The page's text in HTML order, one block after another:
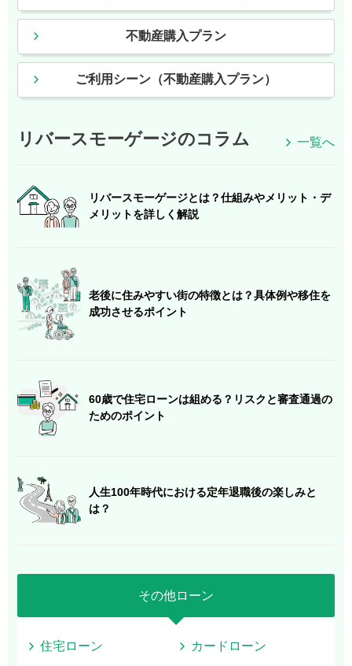
不動産購入プラン
ご利用シーン（不動産購入プラン）
リバースモーゲージのコラム 一覧へ
リバースモーゲージとは？仕組みやメリット・デ
メリットを詳しく解説
老後に住みやすい街の特徴とは？具体例や移住を
成功させるポイント
60歳で住宅ローンは組める？リスクと審査通過の
ためのポイント
人生100年時代における定年退職後の楽しみと
は？
その他ローン
住宅ローン カードローン